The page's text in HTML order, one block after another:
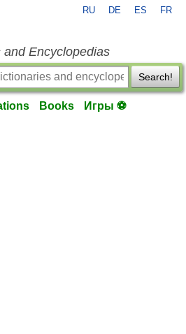
RU DE ES FR
Encyclopedias
Search!
Books Игры ⚽